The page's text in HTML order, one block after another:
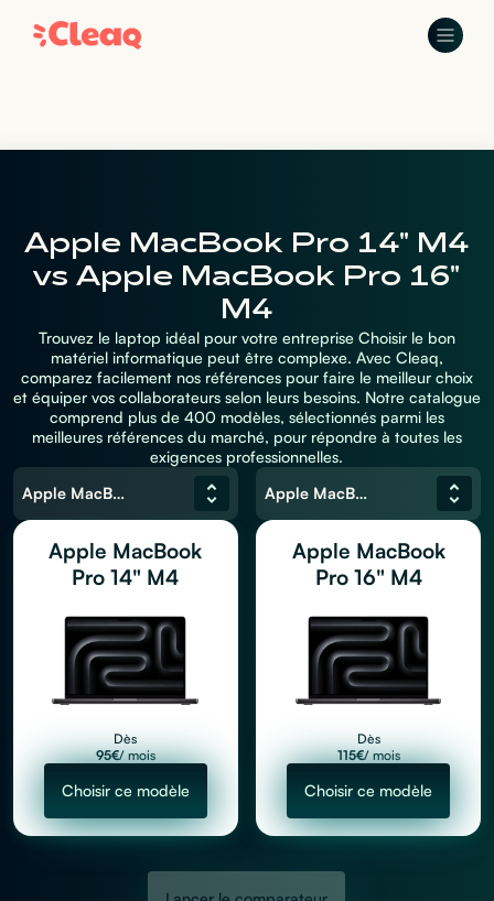
Apple MacBook Pro 14" M4
vs Apple MacBook Pro 16"
M4
Trouvez le laptop idéal pour votre entreprise Choisir le bon
matériel informatique peut être complexe. Avec Cleaq,
comparez facilement nos références pour faire le meilleur choix
et équiper vos collaborateurs selon leurs besoins. Notre catalogue
comprend plus de 400 modèles, sélectionnés parmi les
meilleures références du marché, pour répondre à toutes les
exigences professionnelles.
Apple MacBook Pro 14" M4
Apple MacBook
Pro 14" M4
Dès
95€/ mois
Choisir ce modèle
Apple MacBook Pro 16" M4
Apple MacBook
Pro 16" M4
Dès
115€/ mois
Choisir ce modèle